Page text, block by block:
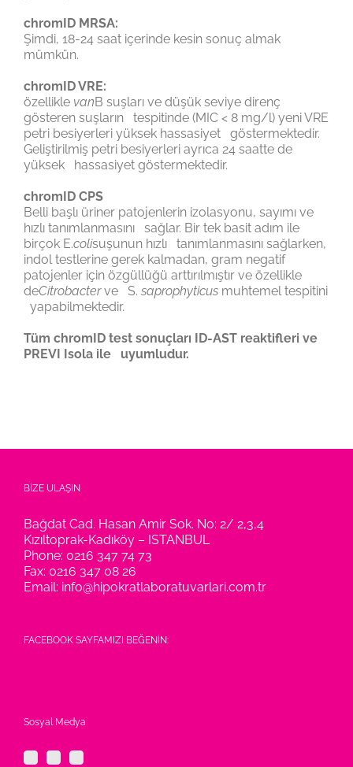
chromID MRSA:
Şimdi, 18-24 saat içerinde kesin sonuç almak
mümkün.
chromID VRE:
özellikle vanB suşları ve düşük seviye direnç
gösteren suşların tespitinde (MIC < 8 mg/l) yeni VRE
petri besiyerleri yüksek hassasiyet göstermektedir.
Geliştirilmiş petri besiyerleri ayrıca 24 saatte de
yüksek hassasiyet göstermektedir.
chromID CPS
Belli başlı üriner patojenlerin izolasyonu, sayımı ve
hızlı tanımlanmasını sağlar. Bir tek basit adım ile
birçok E.colisuşunun hızlı tanımlanmasını sağlarken,
indol testlerine gerek kalmadan, gram negatif
patojenler için özgüllüğü arttırılmıştır ve özellikle
deCitrobacterve S. saprophyticus muhtemel tespitini
yapabilmektedir.
Tüm chromID test sonuçları ID-AST reaktifleri ve
PREVI Isola ile uyumludur.
BİZE ULAŞIN
Bağdat Cad. Hasan Amir Sok. No: 2/ 2,3,4
Kızıltoprak-Kadıköy – ISTANBUL
Phone: 0216 347 74 73
Fax: 0216 347 08 26
Email: info@hipokratlaboratuvarlari.com.tr
FACEBOOK SAYFAMIZI BEĞENİN:
Sosyal Medya